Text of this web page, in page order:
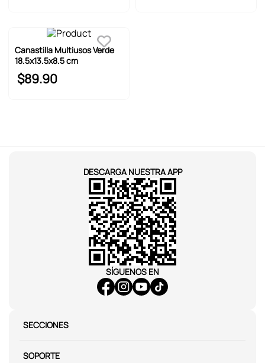
Canastilla Multiusos Verde
18.5x13.5x8.5 cm
$89.90
DESCARGA NUESTRA APP
SÍGUENOS EN
SECCIONES
SOPORTE